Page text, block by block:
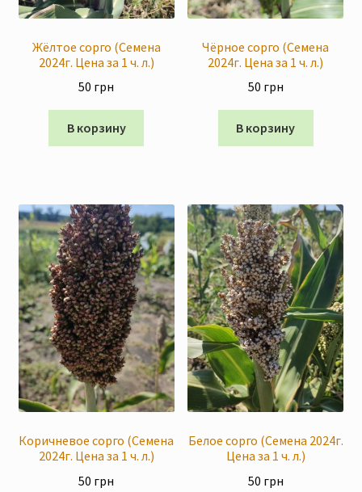
Скидки
Жёлтое сорго (Семена
2024г. Цена за 1 ч. л.)
50 грн
В корзину
Чёрное сорго (Семена
2024г. Цена за 1 ч. л.)
50 грн
В корзину
Коричневое сорго (Семена
2024г. Цена за 1 ч. л.)
50 грн
Белое сорго (Семена 2024г.
Цена за 1 ч. л.)
50 грн